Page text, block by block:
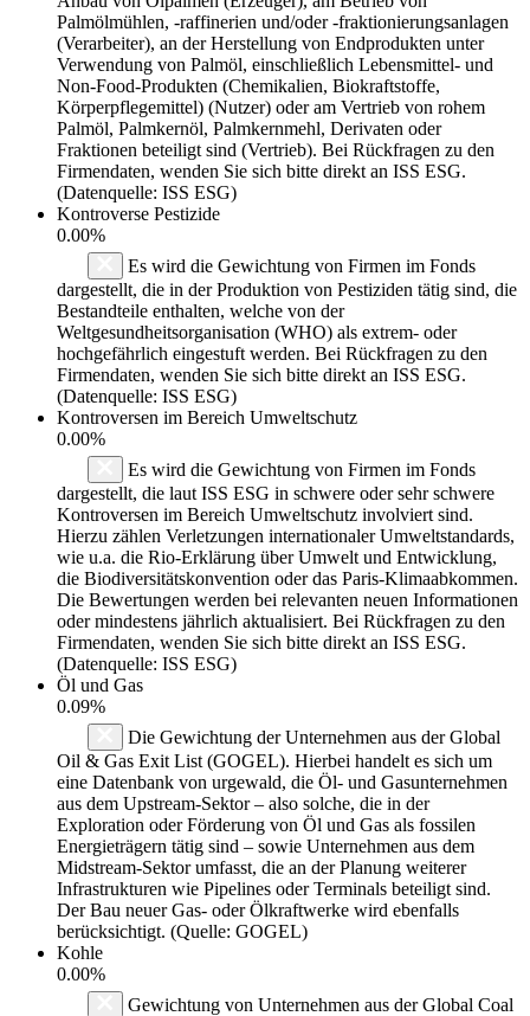
Palmölmühlen, -raffinerien und/oder -fraktionierungsanlagen
(Verarbeiter), an der Herstellung von Endprodukten unter
Verwendung von Palmöl, einschließlich Lebensmittel- und
Non-Food-Produkten (Chemikalien, Biokraftstoffe,
Körperpflegemittel) (Nutzer) oder am Vertrieb von rohem
Palmöl, Palmkernöl, Palmkernmehl, Derivaten oder
Fraktionen beteiligt sind (Vertrieb). Bei Rückfragen zu den
Firmendaten, wenden Sie sich bitte direkt an ISS ESG.
(Datenquelle: ISS ESG)
Kontroverse Pestizide
0.00%
Es wird die Gewichtung von Firmen im Fonds
dargestellt, die in der Produktion von Pestiziden tätig sind, die
Bestandteile enthalten, welche von der
Weltgesundheitsorganisation (WHO) als extrem- oder
hochgefährlich eingestuft werden. Bei Rückfragen zu den
Firmendaten, wenden Sie sich bitte direkt an ISS ESG.
(Datenquelle: ISS ESG)
Kontroversen im Bereich Umweltschutz
0.00%
Es wird die Gewichtung von Firmen im Fonds
dargestellt, die laut ISS ESG in schwere oder sehr schwere
Kontroversen im Bereich Umweltschutz involviert sind.
Hierzu zählen Verletzungen internationaler Umweltstandards,
wie u.a. die Rio-Erklärung über Umwelt und Entwicklung,
die Biodiversitätskonvention oder das Paris-Klimaabkommen.
Die Bewertungen werden bei relevanten neuen Informationen
oder mindestens jährlich aktualisiert. Bei Rückfragen zu den
Firmendaten, wenden Sie sich bitte direkt an ISS ESG.
(Datenquelle: ISS ESG)
Öl und Gas
0.09%
Die Gewichtung der Unternehmen aus der Global
Oil & Gas Exit List (GOGEL). Hierbei handelt es sich um
eine Datenbank von urgewald, die Öl- und Gasunternehmen
aus dem Upstream-Sektor – also solche, die in der
Exploration oder Förderung von Öl und Gas als fossilen
Energieträgern tätig sind – sowie Unternehmen aus dem
Midstream-Sektor umfasst, die an der Planung weiterer
Infrastrukturen wie Pipelines oder Terminals beteiligt sind.
Der Bau neuer Gas- oder Ölkraftwerke wird ebenfalls
berücksichtigt. (Quelle: GOGEL)
Kohle
0.00%
Gewichtung von Unternehmen aus der Global Coal